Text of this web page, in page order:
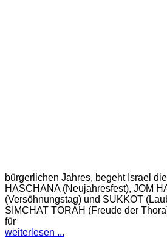
bürgerlichen Jahres, begeht Israel
HASCHANA (Neujahresfest), JOM
(Versöhnungstag) und SUKKOT
SIMCHAT TORAH (Freude der
für
weiterlesen ...